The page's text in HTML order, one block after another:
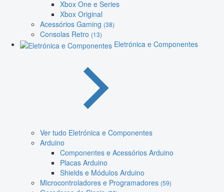
Xbox One e Series
Xbox Original
Acessórios Gaming (38)
Consolas Retro (13)
Eletrónica e Componentes
Ver tudo Eletrónica e Componentes
Arduino
Componentes e Acessórios Arduino
Placas Arduino
Shields e Módulos Arduino
Microcontroladores e Programadores (59)